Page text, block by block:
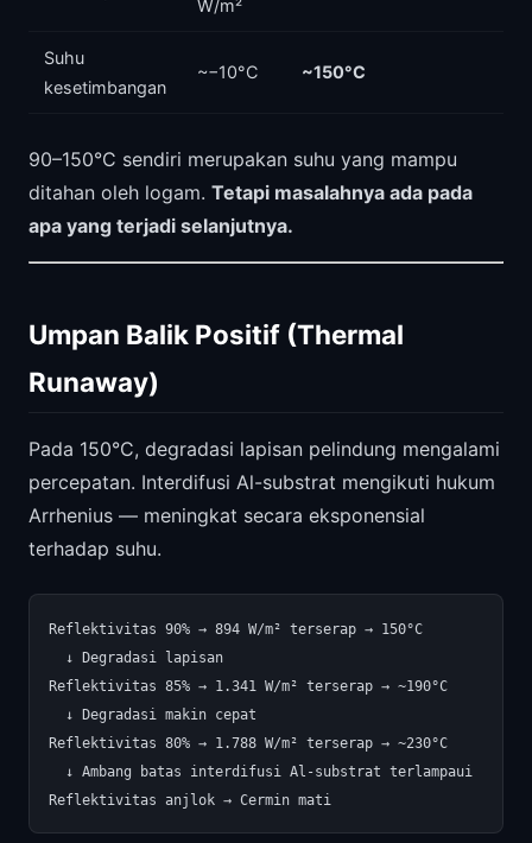
W/m²
Suhu
kesetimbangan
~−10°C ~150°C
90–150°C sendiri merupakan suhu yang mampu
ditahan oleh logam. Tetapi masalahnya ada pada
apa yang terjadi selanjutnya.
Umpan Balik Positif (Thermal
Runaway)
Pada 150°C, degradasi lapisan pelindung mengalami
percepatan. Interdifusi Al-substrat mengikuti hukum
Arrhenius — meningkat secara eksponensial
terhadap suhu.
Reflektivitas 90% → 894 W/m² terserap → 150°C
  ↓ Degradasi lapisan
Reflektivitas 85% → 1.341 W/m² terserap → ~190°C
  ↓ Degradasi makin cepat
Reflektivitas 80% → 1.788 W/m² terserap → ~230°C
  ↓ Ambang batas interdifusi Al-substrat terlampaui